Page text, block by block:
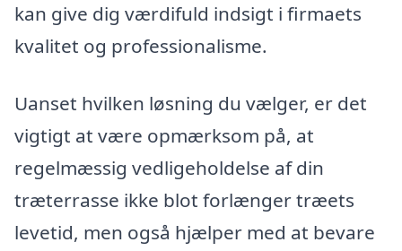
kan give dig værdifuld indsigt i firmaets
kvalitet og professionalisme.
Uanset hvilken løsning du vælger, er det
vigtigt at være opmærksom på, at
regelmæssig vedligeholdelse af din
træterrasse ikke blot forlænger træets
levetid, men også hjælper med at bevare